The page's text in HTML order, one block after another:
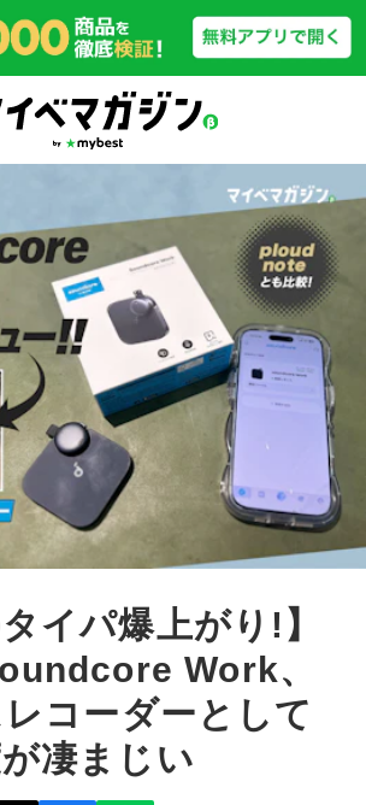
タイパ爆上がり!】
Work、
コーダーとして
凄まじい